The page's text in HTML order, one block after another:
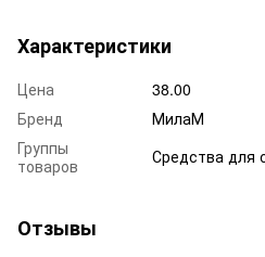
Характеристики
Цена
38.00
Бренд
МилаМ
Группы
товаров
Средства для
Отзывы